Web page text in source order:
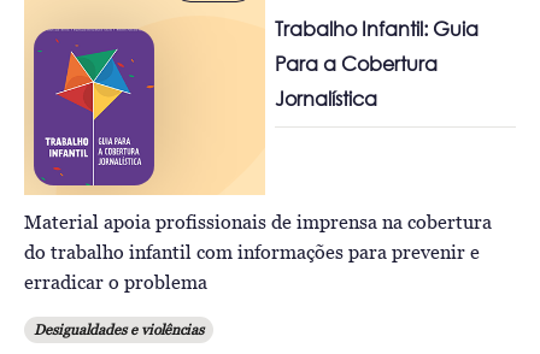
Trabalho Infantil: Guia
Para a Cobertura
Jornalística
Material apoia profissionais de imprensa na cobertura
do trabalho infantil com informações para prevenir e
erradicar o problema
Desigualdades e violências